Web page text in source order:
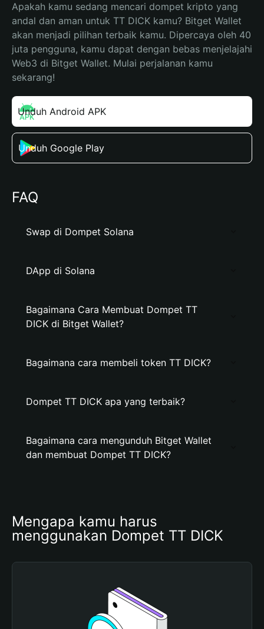
Apakah kamu sedang mencari dompet kripto yang
andal dan aman untuk TT DICK kamu? Bitget Wallet
akan menjadi pilihan terbaik kamu. Dipercaya oleh 40
juta pengguna, kamu dapat dengan bebas menjelajahi
Web3 di Bitget Wallet. Mulai perjalanan kamu
sekarang!
Unduh Android APK
Unduh Google Play
FAQ
Swap di Dompet Solana
DApp di Solana
Bagaimana Cara Membuat Dompet TT
DICK di Bitget Wallet?
Bagaimana cara membeli token TT DICK?
Dompet TT DICK apa yang terbaik?
Bagaimana cara mengunduh Bitget Wallet
dan membuat Dompet TT DICK?
Mengapa kamu harus
menggunakan Dompet TT DICK